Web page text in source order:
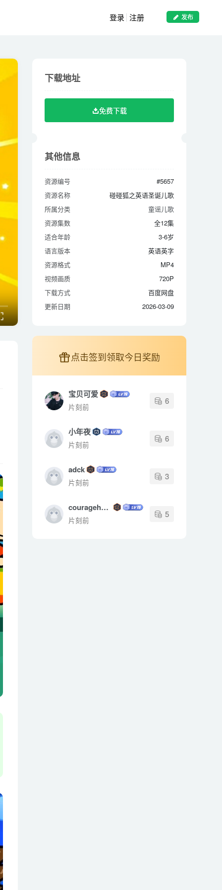
发布
登录 注册
免费下载
资源名称
碰碰狐之英语圣诞儿歌
所属分类
童谣儿歌
资源集数
全12集
适合年龄
3-6岁
语言版本
英语英字
资源格式
MP4
视频画质
720P
下载方式
百度网盘
更新日期
2026-03-09
下载地址
免费下载
其他信息
资源编号
#5657
资源名称
碰碰狐之英语圣诞儿歌
所属分类
童谣儿歌
资源集数
全12集
适合年龄
3-6岁
语言版本
英语英字
资源格式
MP4
视频画质
720P
下载方式
百度网盘
更新日期
2026-03-09
点击签到领取今日奖励
宝贝可爱
片刻前
6
小年夜
片刻前
6
adck
片刻前
3
couragehong
片刻前
5